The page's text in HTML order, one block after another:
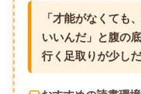
「才能がなくても
いいんだ」と腹の
行く足取りが少し